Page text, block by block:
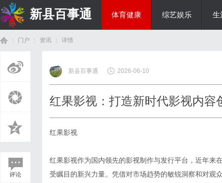
新县百事通 体育健康 综艺娱乐 生
门户 资讯
›
详情
评论
新县百事通 2026-06-10
红果影视：打造新时代影视内容
红果影视
红果影视作为国内领先的影视制作与发行平台，近年来
受瞩目的新兴力量。凭借对市场趋势的敏锐洞察和对观